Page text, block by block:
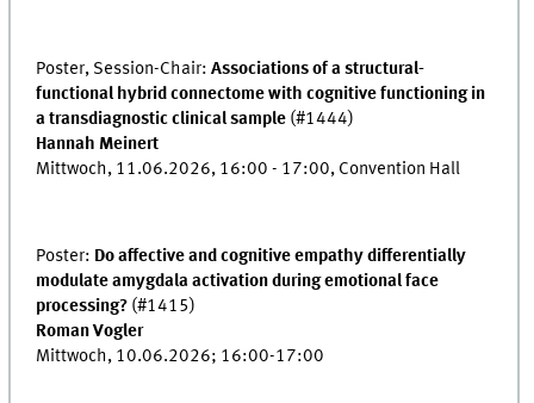
Poster, Session-Chair:Associations of a structural-
functional hybrid connectome with cognitive functioning in
a transdiagnostic clinical sample (#1444)
Hannah Meinert
Mittwoch, 11.06.2026, 16:00 - 17:00, Convention Hall
Poster: Do affective and cognitive empathy differentially
modulate amygdala activation during emotional face
processing? (#1415)
Roman Vogler
Mittwoch, 10.06.2026; 16:00-17:00